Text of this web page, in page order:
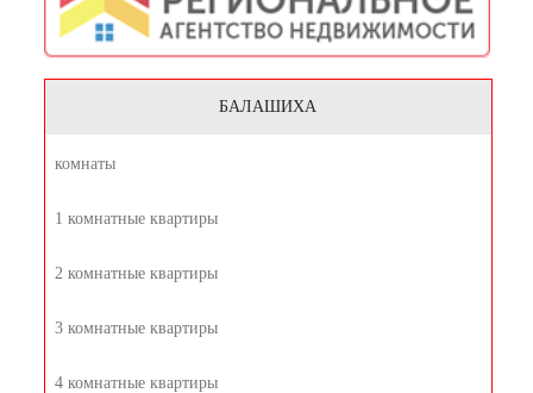
БАЛАШИХА
комнаты
1 комнатные квартиры
2 комнатные квартиры
3 комнатные квартиры
4 комнатные квартиры